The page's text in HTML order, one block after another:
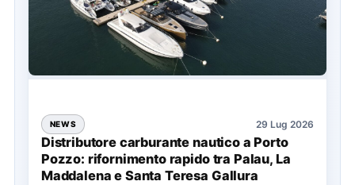
NEWS 29 Lug 2026
Distributore carburante nautico a Porto
Pozzo: rifornimento rapido tra Palau, La
Maddalena e Santa Teresa Gallura